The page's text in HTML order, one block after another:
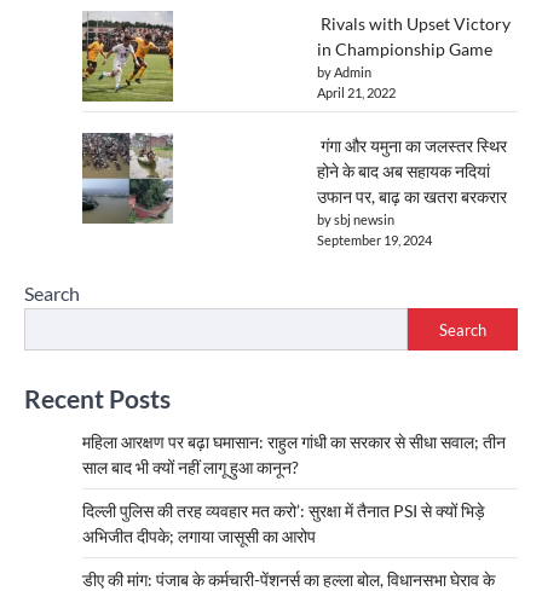
Rivals with Upset Victory
in Championship Game
by Admin
April 21, 2022
गंगा और यमुना का जलस्तर स्थिर
होने के बाद अब सहायक नदियां
उफान पर, बाढ़ का खतरा बरकरार
by sbj newsin
September 19, 2024
Search
Search
Recent Posts
महिला आरक्षण पर बढ़ा घमासान: राहुल गांधी का सरकार से सीधा सवाल; तीन
साल बाद भी क्यों नहीं लागू हुआ कानून?
दिल्ली पुलिस की तरह व्यवहार मत करो’: सुरक्षा में तैनात PSI से क्यों भिड़े
अभिजीत दीपके; लगाया जासूसी का आरोप
डीए की मांग: पंजाब के कर्मचारी-पेंशनर्स का हल्ला बोल, विधानसभा घेराव के